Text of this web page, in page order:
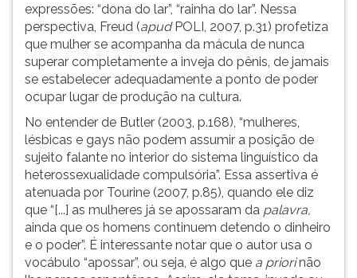
expressões: “dona do lar”, “rainha do lar”. Nessa
perspectiva, Freud (apudPOLI, 2007, p.31) profetiza
que mulher se acompanha da mácula de nunca
superar completamente a inveja do pênis, de jamais
se estabelecer adequadamente a ponto de poder
ocupar lugar de produção na cultura.
No entender de Butler (2003, p.168), “mulheres,
lésbicas e gays não podem assumir a posição de
sujeito falante no interior do sistema linguístico da
heterossexualidade compulsória”. Essa assertiva é
atenuada por Tourine (2007, p.85), quando ele diz
que “[...] as mulheres já se apossaram da palavra,
ainda que os homens continuem detendo o dinheiro
e o poder”. É interessante notar que o autor usa o
vocábulo “apossar”, ou seja, é algo que a priorinão